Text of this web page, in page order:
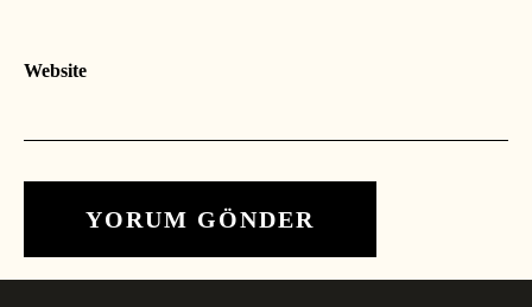
Website